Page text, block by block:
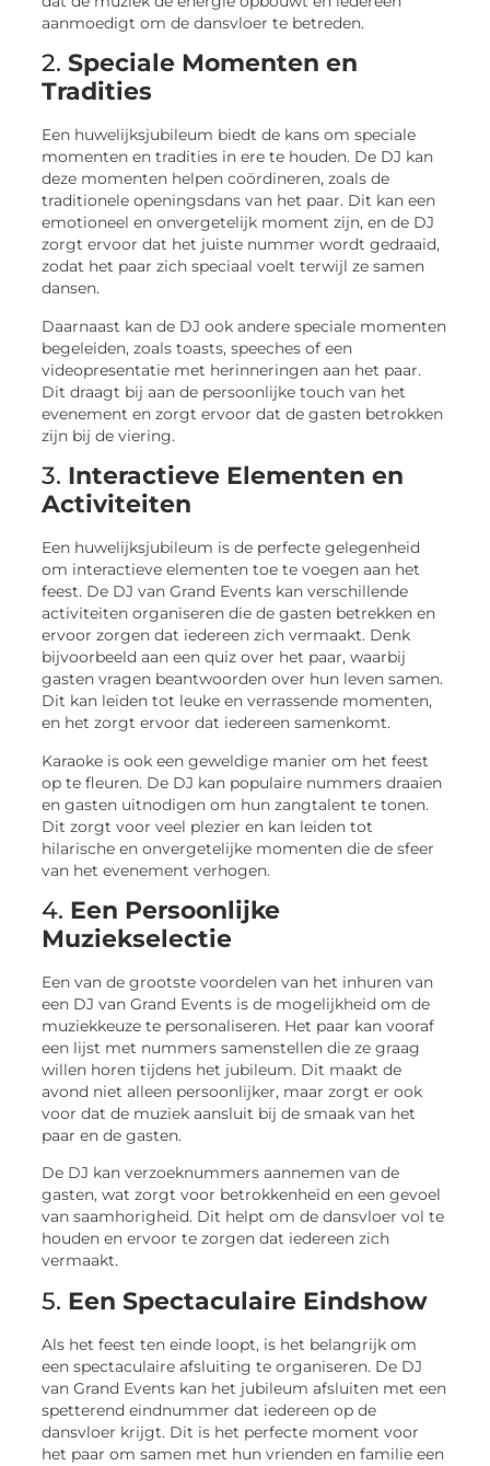
aanmoedigt om de dansvloer te betreden.
2.Speciale Momenten en
Tradities
Een huwelijksjubileum biedt de kans om speciale
momenten en tradities in ere te houden. De DJ kan
deze momenten helpen coördineren, zoals de
traditionele openingsdans van het paar. Dit kan een
emotioneel en onvergetelijk moment zijn, en de DJ
zorgt ervoor dat het juiste nummer wordt gedraaid,
zodat het paar zich speciaal voelt terwijl ze samen
dansen.
Daarnaast kan de DJ ook andere speciale momenten
begeleiden, zoals toasts, speeches of een
videopresentatie met herinneringen aan het paar.
Dit draagt bij aan de persoonlijke touch van het
evenement en zorgt ervoor dat de gasten betrokken
zijn bij de viering.
3. Interactieve Elementen en
Activiteiten
Een huwelijksjubileum is de perfecte gelegenheid
om interactieve elementen toe te voegen aan het
feest. De DJ van Grand Events kan verschillende
activiteiten organiseren die de gasten betrekken en
ervoor zorgen dat iedereen zich vermaakt. Denk
bijvoorbeeld aan een quiz over het paar, waarbij
gasten vragen beantwoorden over hun leven samen.
Dit kan leiden tot leuke en verrassende momenten,
en het zorgt ervoor dat iedereen samenkomt.
Karaoke is ook een geweldige manier om het feest
op te fleuren. De DJ kan populaire nummers draaien
en gasten uitnodigen om hun zangtalent te tonen.
Dit zorgt voor veel plezier en kan leiden tot
hilarische en onvergetelijke momenten die de sfeer
van het evenement verhogen.
4. Een Persoonlijke
Muziekselectie
Een van de grootste voordelen van het inhuren van
een DJ van Grand Events is de mogelijkheid om de
muziekkeuze te personaliseren. Het paar kan vooraf
een lijst met nummers samenstellen die ze graag
willen horen tijdens het jubileum. Dit maakt de
avond niet alleen persoonlijker, maar zorgt er ook
voor dat de muziek aansluit bij de smaak van het
paar en de gasten.
De DJ kan verzoeknummers aannemen van de
gasten, wat zorgt voor betrokkenheid en een gevoel
van saamhorigheid. Dit helpt om de dansvloer vol te
houden en ervoor te zorgen dat iedereen zich
vermaakt.
5. Een Spectaculaire Eindshow
Als het feest ten einde loopt, is het belangrijk om
een spectaculaire afsluiting te organiseren. De DJ
van Grand Events kan het jubileum afsluiten met een
spetterend eindnummer dat iedereen op de
dansvloer krijgt. Dit is het perfecte moment voor
het paar om samen met hun vrienden en familie een